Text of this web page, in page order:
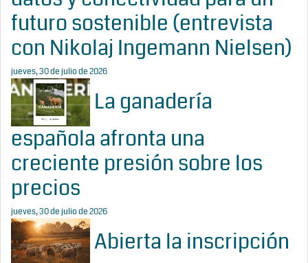
futuro sostenible (entrevista
con Nikolaj Ingemann Nielsen)
jueves, 30 de julio de 2026
La ganadería
española afronta una
creciente presión sobre los
precios
jueves, 30 de julio de 2026
Abierta la inscripción